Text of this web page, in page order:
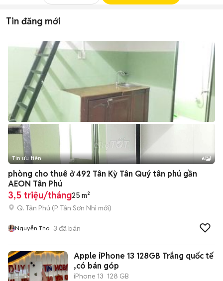
Tin đăng mới
+2
Tin ưu tiên 6
phòng cho thuê ở 492 Tân Kỳ Tân Quý tân phú gần
AEON Tân Phú
3,5 triệu/tháng25 m²
Q. Tân Phú (P. Tân Sơn Nhì mới)
Nguyễn Tho 3 đã bán
Apple iPhone 13 128GB Trắng quốc tế
,có bán góp
iPhone 13 128 GB